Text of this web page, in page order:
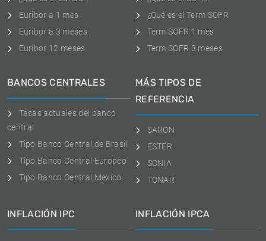
Euribor a 1 mes
Euribor a 3 meses
Euríbor 12 meses
¿Qué es el Term SOFR
Term SOFR 1 mes
Term SOFR 3 meses
BANCOS CENTRALES
Tasas actuales del banco
central
Tipo Banco Central de Brasil
Tipo Banco Central Europeo
Tipo Banco Central Mexico
MÁS TIPOS DE
REFERENCIA
SARON
ESTER
SONIA
TONAR
INFLACIÓN IPC INFLACIÓN IPCA